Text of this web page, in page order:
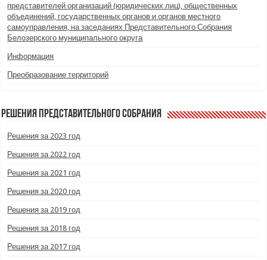
представителей организаций (юридических лиц), общественных
объединений, государственных органов и органов местного
самоуправления, на заседаниях Представительного Собрания
Белозерского муниципального округа
Информация
Преобразование территорий
Решения Представительного Собрания
Решения за 2023 год
Решения за 2022 год
Решения за 2021 год
Решения за 2020 год
Решения за 2019 год
Решения за 2018 год
Решения за 2017 год